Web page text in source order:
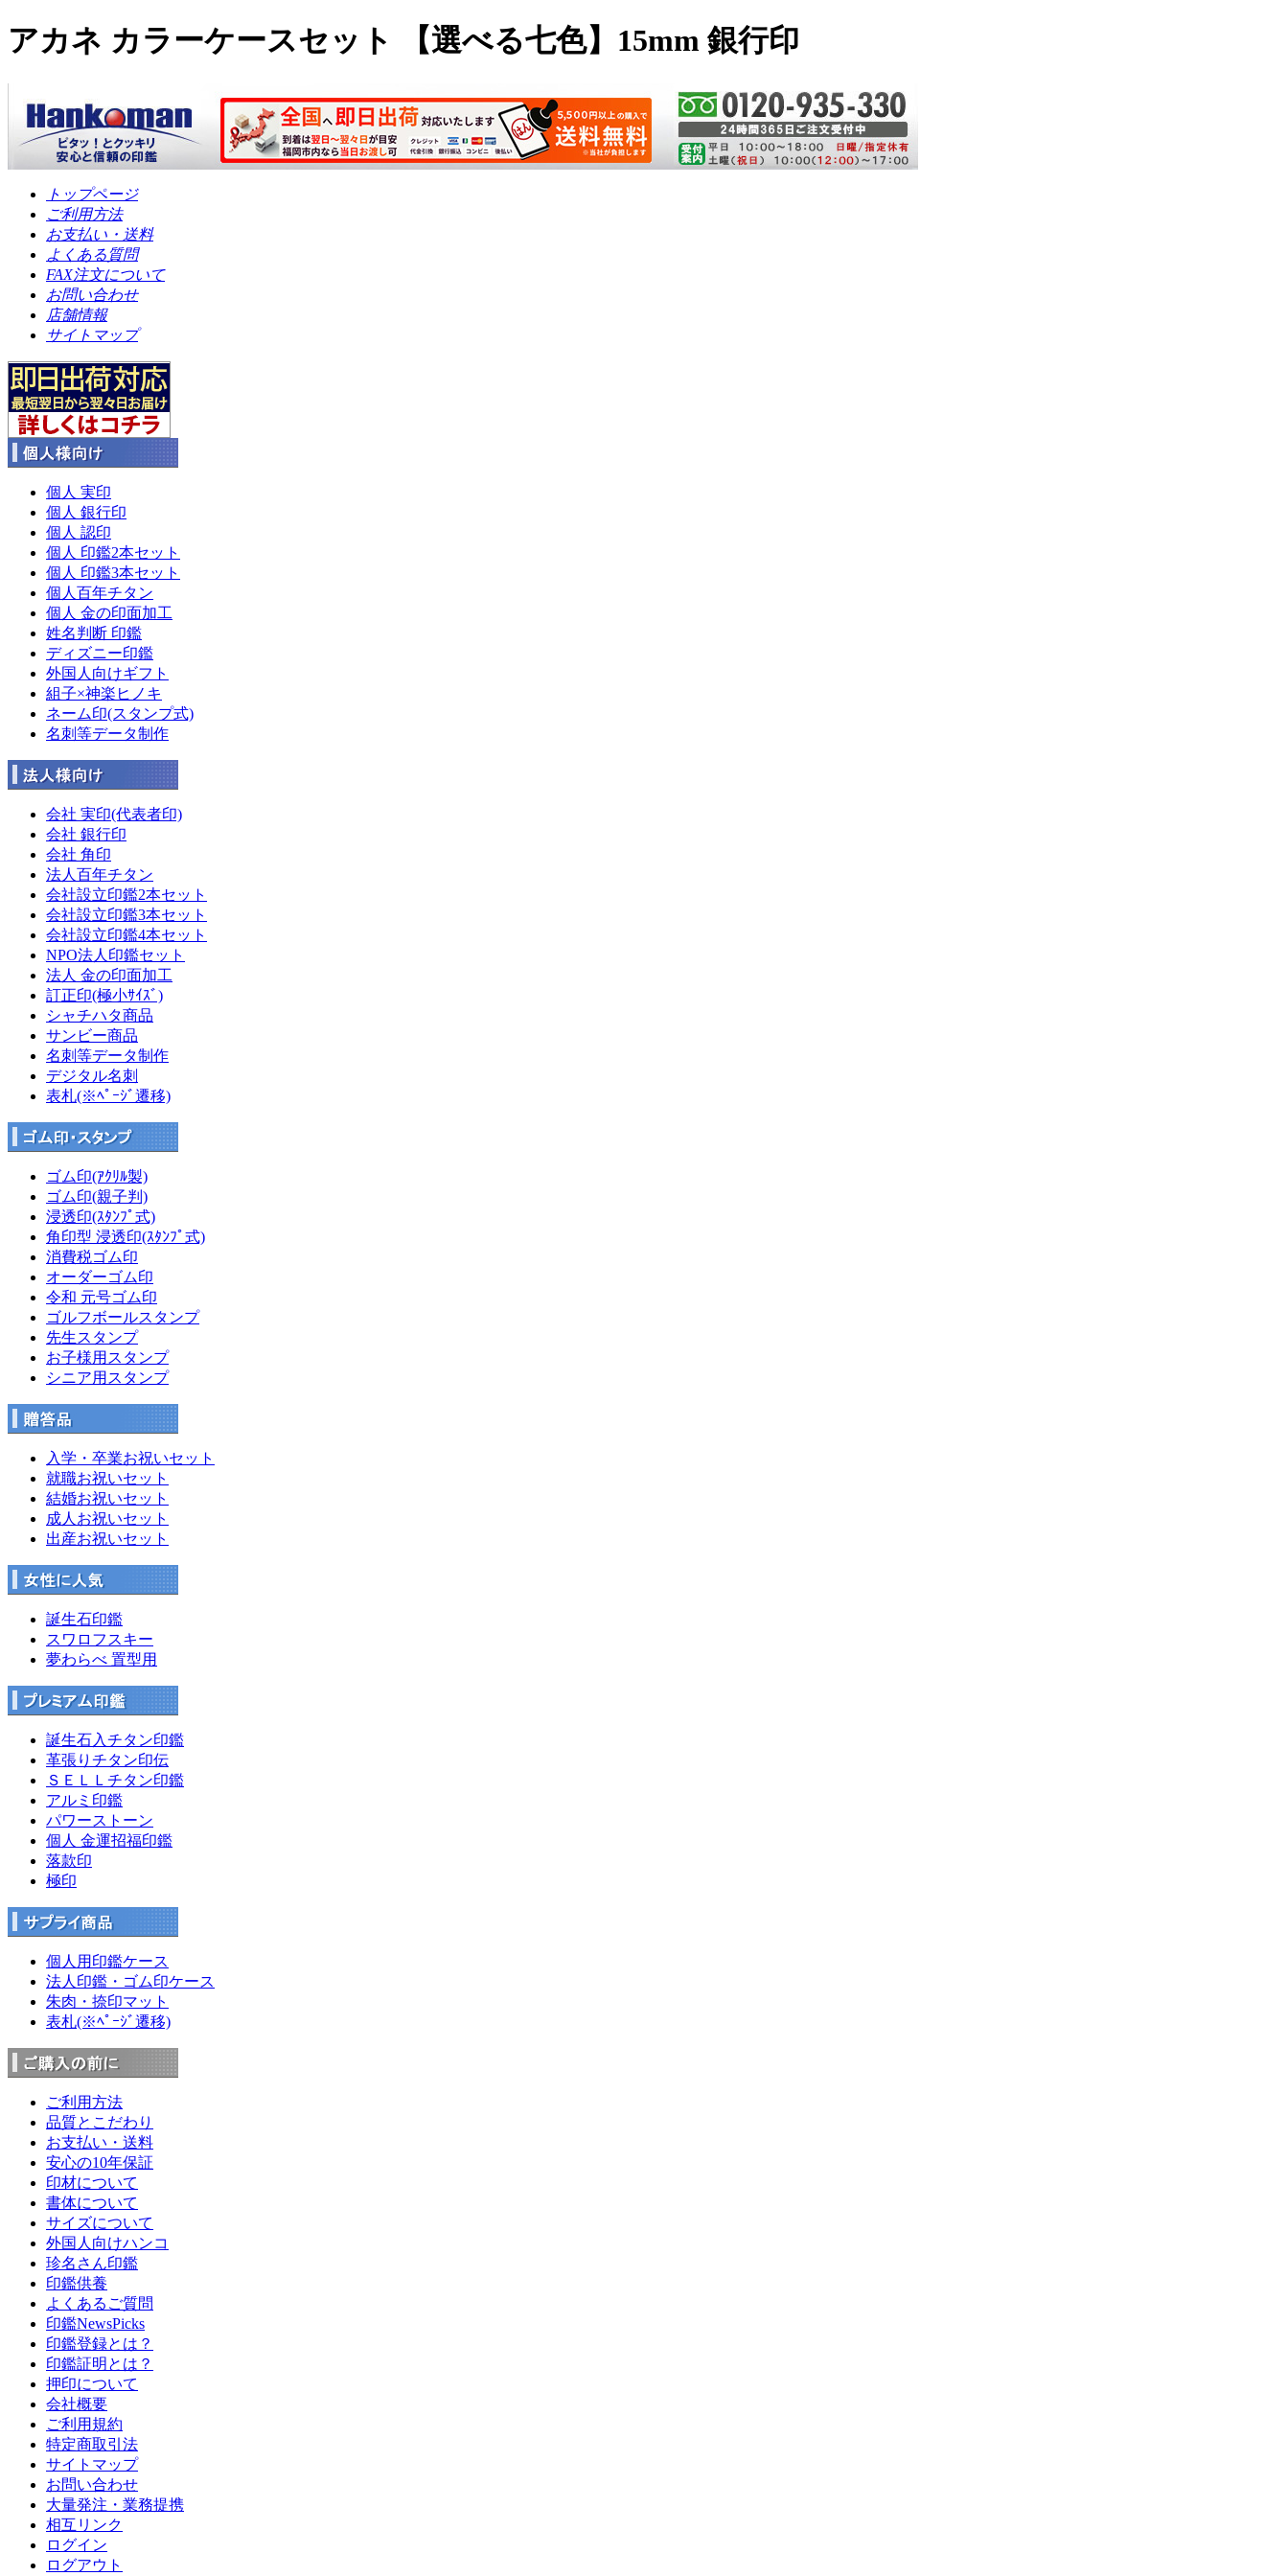
アカネ カラーケースセット 【選べる七色】15mm 銀行印
トップページ
ご利用方法
お支払い・送料
よくある質問
FAX注文について
お問い合わせ
店舗情報
サイトマップ
個人 実印
個人 銀行印
個人 認印
個人 印鑑2本セット
個人 印鑑3本セット
個人百年チタン
個人 金の印面加工
姓名判断 印鑑
ディズニー印鑑
外国人向けギフト
組子×神楽ヒノキ
ネーム印(スタンプ式)
名刺等データ制作
会社 実印(代表者印)
会社 銀行印
会社 角印
法人百年チタン
会社設立印鑑2本セット
会社設立印鑑3本セット
会社設立印鑑4本セット
NPO法人印鑑セット
法人 金の印面加工
訂正印(極小ｻｲｽﾞ)
シャチハタ商品
サンビー商品
名刺等データ制作
デジタル名刺
表札(※ﾍﾟｰｼﾞ遷移)
ゴム印(ｱｸﾘﾙ製)
ゴム印(親子判)
浸透印(ｽﾀﾝﾌﾟ式)
角印型 浸透印(ｽﾀﾝﾌﾟ式)
消費税ゴム印
オーダーゴム印
令和 元号ゴム印
ゴルフボールスタンプ
先生スタンプ
お子様用スタンプ
シニア用スタンプ
入学・卒業お祝いセット
就職お祝いセット
結婚お祝いセット
成人お祝いセット
出産お祝いセット
誕生石印鑑
スワロフスキー
夢わらべ 置型用
誕生石入チタン印鑑
革張りチタン印伝
ＳＥＬＬチタン印鑑
アルミ印鑑
パワーストーン
個人 金運招福印鑑
落款印
極印
個人用印鑑ケース
法人印鑑・ゴム印ケース
朱肉・捺印マット
表札(※ﾍﾟｰｼﾞ遷移)
ご利用方法
品質とこだわり
お支払い・送料
安心の10年保証
印材について
書体について
サイズについて
外国人向けハンコ
珍名さん印鑑
印鑑供養
よくあるご質問
印鑑NewsPicks
印鑑登録とは？
印鑑証明とは？
押印について
会社概要
ご利用規約
特定商取引法
サイトマップ
お問い合わせ
大量発注・業務提携
相互リンク
ログイン
ログアウト